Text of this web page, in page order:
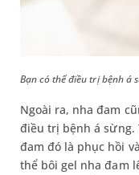
Bạn có thể điều trị bệnh á
Ngoài ra, nha đam
điều trị bệnh á sừng.
đam đó là phục hồi
thể bôi gel nha đam